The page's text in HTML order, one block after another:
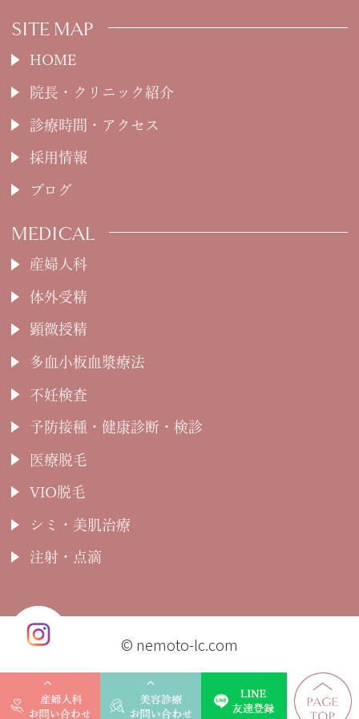
SITE MAP
HOME
院長・クリニック紹介
診療時間・アクセス
採用情報
ブログ
MEDICAL
産婦人科
体外受精
顕微授精
多血小板血漿療法
不妊検査
予防接種・健康診断・検診
医療脱毛
VIO脱毛
シミ・美肌治療
注射・点滴
© nemoto-lc.com